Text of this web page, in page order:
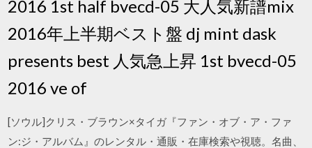
2016 1st half bvecd-05 大人気新譜mix
2016年上半期ベスト盤 dj mint dask
presents best 人気急上昇 1st bvecd-05
2016 ve of
[ソウル]クリス・ブラウン×タイガ『ファン・オブ・ア・ファ
ン:ジ・アルバム』のレンタル・通販・在庫検索や視聴。名曲、